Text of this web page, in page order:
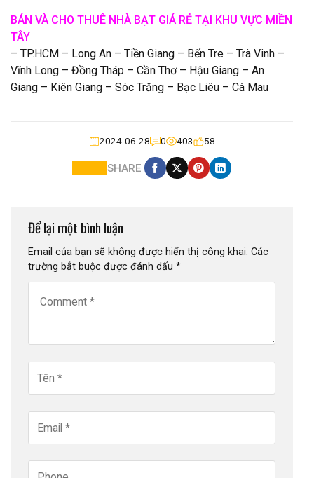
BÁN VÀ CHO THUÊ NHÀ BẠT GIÁ RẺ TẠI KHU VỰC MIỀN
TÂY
– TP.HCM – Long An – Tiền Giang – Bến Tre – Trà Vinh –
Vĩnh Long – Đồng Tháp – Cần Thơ – Hậu Giang – An
Giang – Kiên Giang – Sóc Trăng – Bạc Liêu – Cà Mau
2024-06-28 0 403 58
SHARE
Để lại một bình luận
Email của bạn sẽ không được hiển thị công khai. Các
trường bắt buộc được đánh dấu *